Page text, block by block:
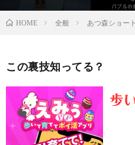
HOME 全般 あつ森ショー
この裏技知ってる？